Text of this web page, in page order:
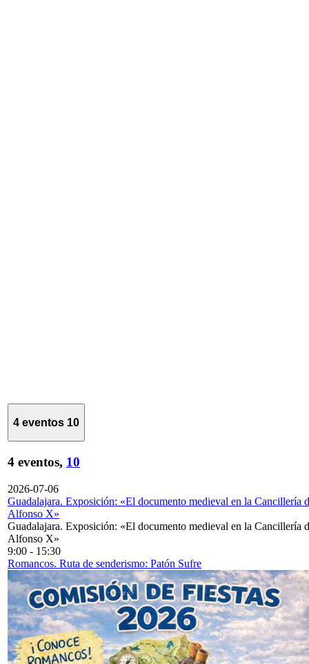
4 eventos 10
4 eventos, 10
2026-07-06
Guadalajara. Exposición: «El documento medieval en la Cancillería
Alfonso X»
Guadalajara. Exposición: «El documento medieval en la Cancillería
Alfonso X»
9:00 - 15:30
Romancos. Ruta de senderismo: Patón Sufre